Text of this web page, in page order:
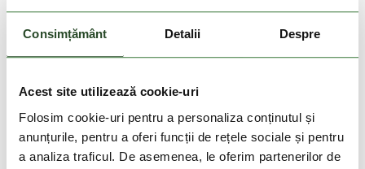
Consimțământ Detalii Despre
Acest site utilizează cookie-uri
Folosim cookie-uri pentru a personaliza conținutul și
anunțurile, pentru a oferi funcții de rețele sociale și pentru
a analiza traficul. De asemenea, le oferim partenerilor de
379 Lei 189 Lei
M L XL
269 Lei 242 Lei